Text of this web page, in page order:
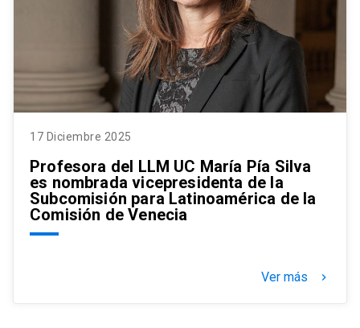
17 Diciembre 2025
Profesora del LLM UC María Pía Silva
es nombrada vicepresidenta de la
Subcomisión para Latinoamérica de la
Comisión de Venecia
Ver más keyboard_arrow_right